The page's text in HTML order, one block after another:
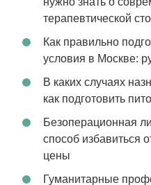
терапевтической
Как правильно
условия в Москве:
В каких случаях
как подготовить
Безоперационная
способ избавиться
цены
Гуманитарные